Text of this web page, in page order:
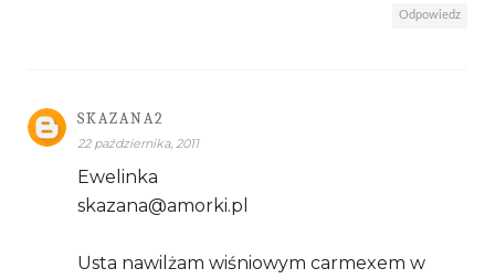
Odpowiedz
SKAZANA2
22 października, 2011
Ewelinka
skazana@amorki.pl
Usta nawilżam wiśniowym carmexem w